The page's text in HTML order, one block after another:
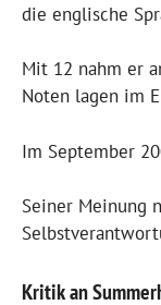
die englische
Mit 12 nahm er
Noten lagen im
Im September
Seiner Meinung
Kritik an